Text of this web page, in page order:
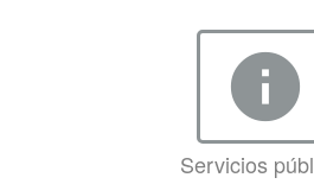
info
Servicios